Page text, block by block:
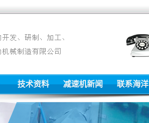
技术资料 减速机新闻 联系海洋